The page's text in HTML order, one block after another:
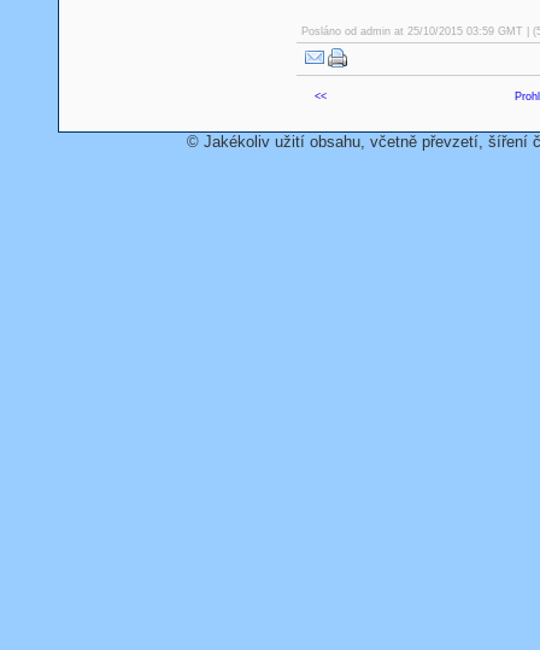
Posláno od adminat 25/10/2015 03:59 GMT |
<<
© Jakékoliv užití obsahu, včetně převzetí, šíření